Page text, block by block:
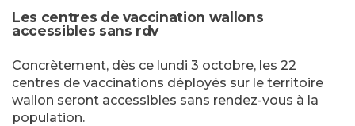
Les centres de vaccination wallons
accessibles sans rdv
Concrètement, dès ce lundi 3 octobre, les 22
centres de vaccinations déployés sur le territoire
wallon seront accessibles sans rendez-vous à la
population.